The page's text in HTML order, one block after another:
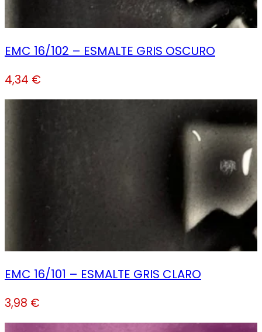
EMC 16/102 – ESMALTE GRIS OSCURO
4,34 €
EMC 16/101 – ESMALTE GRIS CLARO
3,98 €